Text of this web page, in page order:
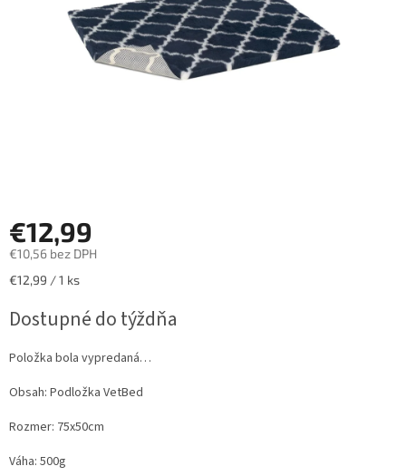
€12,99
€10,56 bez DPH
Jednotková
€12,99 / 1 ks
Dostupné do týždňa
Položka bola vypredaná…
Obsah: Podložka VetBed
Rozmer: 75x50cm
Váha: 500g